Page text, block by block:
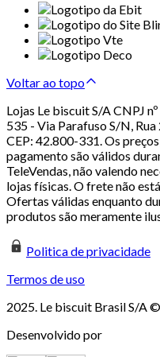
Voltar ao topo
Lojas Le biscuit S/A CNPJ
535 - Via Parafuso S/N,
CEP: 42.800-331. Os
pagamento são válidos
TeleVendas, não valendo
lojas físicas. O frete não
Ofertas válidas enquanto
produtos são meramente
Politica de privacidade
Termos de uso
2025. Le biscuit Brasil S/A
Desenvolvido por